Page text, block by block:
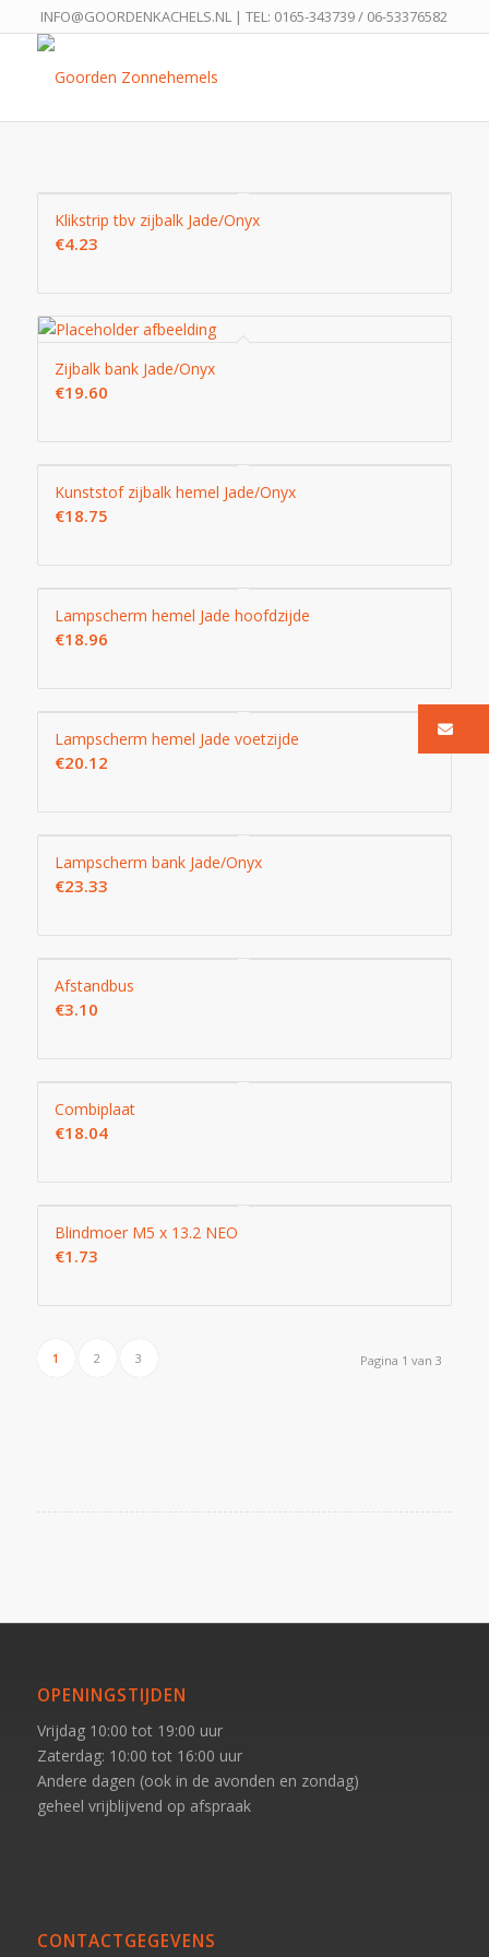
INFO@GOORDENKACHELS.NL | TEL: 0165-343739/ 06-53376582
Klikstrip tbv zijbalk Jade/Onyx
€4.23
Zijbalk bank Jade/Onyx
€19.60
Kunststof zijbalk hemel Jade/Onyx
€18.75
Lampscherm hemel Jade hoofdzijde
€18.96
Lampscherm hemel Jade voetzijde
€20.12
Lampscherm bank Jade/Onyx
€23.33
Afstandbus
€3.10
Combiplaat
€18.04
Blindmoer M5 x 13.2 NEO
€1.73
Pagina 1 van 3
1 2 3
OPENINGSTIJDEN
Vrijdag 10:00 tot 19:00 uur
Zaterdag: 10:00 tot 16:00 uur
Andere dagen (ook in de avonden en zondag)
geheel vrijblijvend op afspraak
CONTACTGEGEVENS